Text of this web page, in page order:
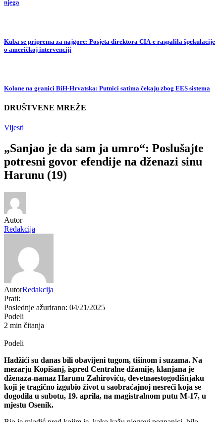
njega
Kuba se priprema za najgore: Posjeta direktora CIA-e raspalila špekulacije
o američkoj intervenciji
Kolone na granici BiH-Hrvatska: Putnici satima čekaju zbog EES sistema
DRUŠTVENE MREŽE
Vijesti
„Sanjao je da sam ja umro“: Poslušajte
potresni govor efendije na dženazi sinu
Harunu (19)
Autor
Redakcija
AutorRedakcija
Prati:
Poslednje ažurirano: 04/21/2025
Podeli
2 min čitanja
Podeli
Hadžići su danas bili obavijeni tugom, tišinom i suzama. Na
mezarju Kopišanj, ispred Centralne džamije, klanjana je
dženaza-namaz Harunu Zahiroviću, devetnaestogodišnjaku
koji je tragično izgubio život u saobraćajnoj nesreći koja se
dogodila u subotu, 19. aprila, na magistralnom putu M-17, u
mjestu Osenik.